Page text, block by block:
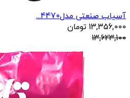
آسیاب صنعتی مدل4470...
13,356,000 تومان
13,623,100